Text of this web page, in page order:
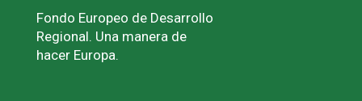
Fondo Europeo de Desarrollo
Regional. Una manera de
hacer Europa.